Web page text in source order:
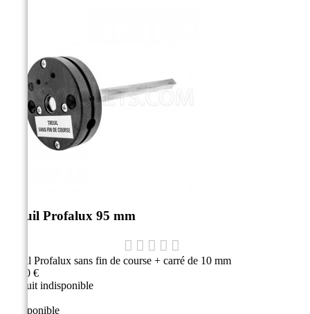
Treuil Profalux 95 mm
Treuil Profalux sans fin de course + carré de 10 mm
47,10 €
Produit indisponible
Indisponible